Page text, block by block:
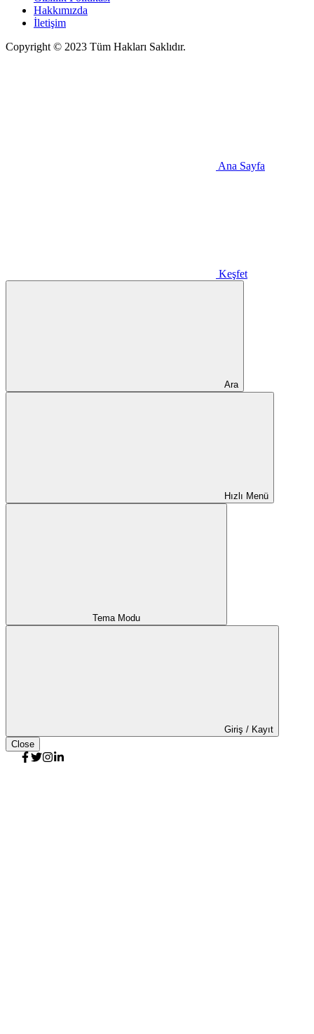
Hakkımızda
İletişim
Copyright © 2023 Tüm Hakları Saklıdır.
Ana Sayfa
Keşfet
Ara
Hızlı Menü
Tema Modu
Giriş / Kayıt
Close